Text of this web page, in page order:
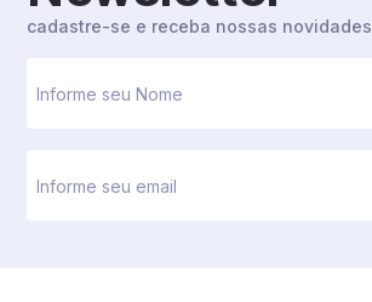
cadastre-se e receba nossas novidades